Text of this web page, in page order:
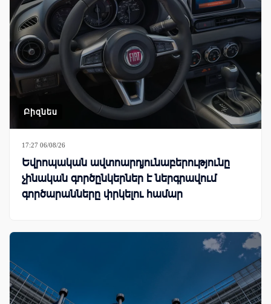
Բիզնես
17:27 06/08/26
Եվրոպական ավտոարդյունաբերությունը
չինական գործընկերներ է ներգրավում
գործարանները փրկելու համար